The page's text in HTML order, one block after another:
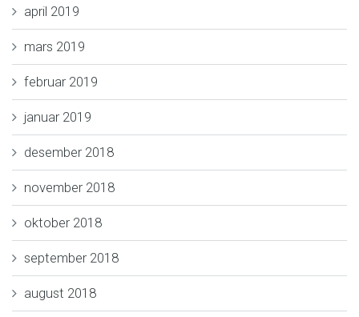
april 2019
mars 2019
februar 2019
januar 2019
desember 2018
november 2018
oktober 2018
september 2018
august 2018